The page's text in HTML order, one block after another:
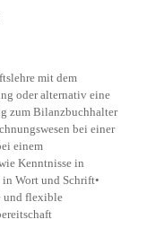
mit dem
oder alternativ eine
zum Bilanzbuchhalter
bei einer
einem
Kenntnisse in
Wort und Schrift•
und flexible